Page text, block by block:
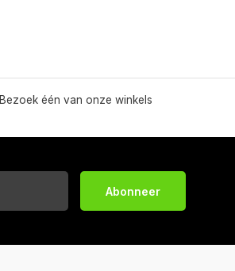
Bezoek één van onze winkels
Abonneer